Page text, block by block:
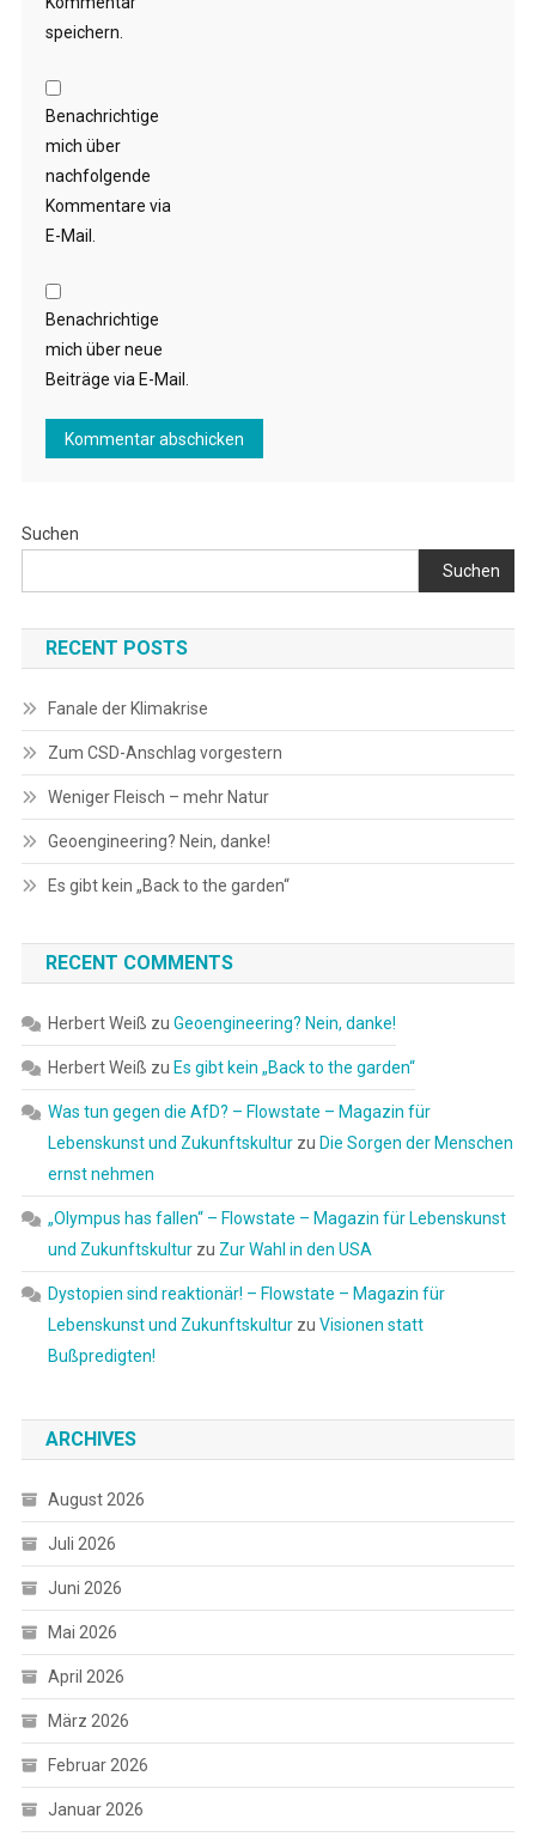
speichern.
Benachrichtige
mich über
nachfolgende
Kommentare via
E-Mail.
Benachrichtige
mich über neue
Beiträge via E-Mail.
Suchen
Suchen
RECENT POSTS
Fanale der Klimakrise
Zum CSD-Anschlag vorgestern
Weniger Fleisch – mehr Natur
Geoengineering? Nein, danke!
Es gibt kein „Back to the garden“
RECENT COMMENTS
Herbert Weiß zu Geoengineering? Nein, danke!
Herbert Weiß zu Es gibt kein „Back to the garden“
Was tun gegen die AfD? – Flowstate – Magazin für
Lebenskunst und Zukunftskulturzu Die Sorgen der Menschen
ernst nehmen
„Olympus has fallen“ – Flowstate – Magazin für Lebenskunst
und Zukunftskulturzu Zur Wahl in den USA
Dystopien sind reaktionär! – Flowstate – Magazin für
Lebenskunst und Zukunftskulturzu Visionen statt
Bußpredigten!
ARCHIVES
August 2026
Juli 2026
Juni 2026
Mai 2026
April 2026
März 2026
Februar 2026
Januar 2026